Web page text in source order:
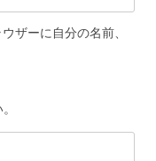
ザーに自分の名前、